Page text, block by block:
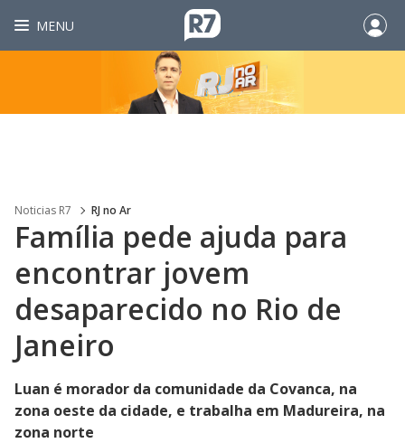
MENU
Noticias R7 RJ no Ar
Família pede ajuda para
encontrar jovem
desaparecido no Rio de
Janeiro
Luan é morador da comunidade da Covanca, na
zona oeste da cidade, e trabalha em Madureira, na
zona norte